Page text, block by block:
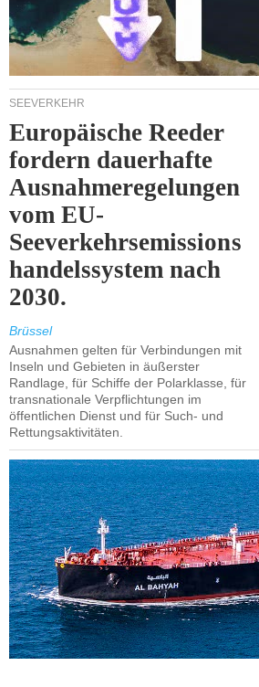
SEEVERKEHR
Europäische Reeder
fordern dauerhafte
Ausnahmeregelungen
vom EU-
Seeverkehrsemissions
handelssystem nach
2030.
Brüssel
Ausnahmen gelten für Verbindungen mit
Inseln und Gebieten in äußerster
Randlage, für Schiffe der Polarklasse, für
transnationale Verpflichtungen im
öffentlichen Dienst und für Such- und
Rettungsaktivitäten.